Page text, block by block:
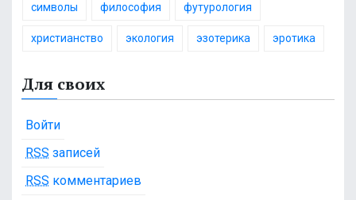
символы философия футурология
христианство экология эзотерика эротика
Для своих
Войти
RSS записей
RSS комментариев